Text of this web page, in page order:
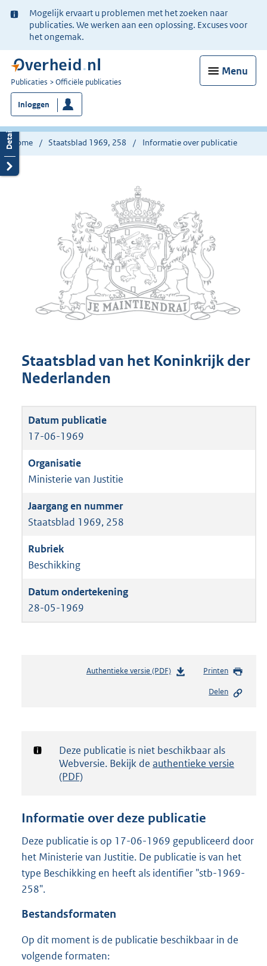
Ter
informatie:
Mogelijk ervaart u problemen met het zoeken naar
publicaties. We werken aan een oplossing. Excuses voor
het ongemak.
Menu
U
bent
nu
hier:
Publicaties Officiële publicaties
Inloggen
Home Staatsblad 1969, 258 Informatie over publicatie
Staatsblad van het Koninkrijk der
Nederlanden
17-06-1969
Ministerie van Justitie
Staatsblad 1969, 258
Beschikking
28-05-1969
Authentieke versie (PDF)b
g
t
e
:
3
Printen
Delen
Notificatie:
Deze publicatie is niet beschikbaar als
Webversie. Bekijk de authentieke versie
(PDF)
Informatie over deze publicatie
Deze publicatie is op 17-06-1969 gepubliceerd door
het Ministerie van Justitie. De publicatie is van het
type Beschikking en heeft als identifier "stb-1969-
258".
Bestandsformaten
Op dit moment is de publicatie beschikbaar in de
volgende formaten: